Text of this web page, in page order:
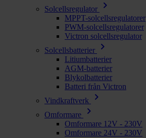
Solcellsregulator
chevron_right
MPPT-solcellsregulatorer
PWM-solcellsregulatorer
Victron solcellsregulator
Solcellsbatterier
chevron_right
Litiumbatterier
AGM-batterier
Blykolbatterier
Batteri från Victron
Vindkraftverk
chevron_right
Omformare chevron_right
Omformare 12V - 230V
Omformare 24V - 230V